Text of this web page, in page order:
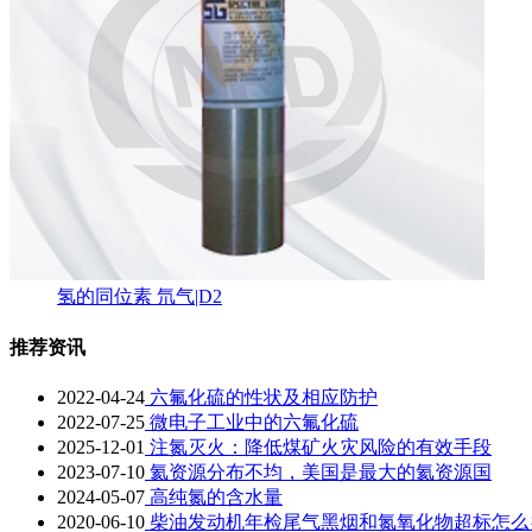
氢的同位素 氘气|D2
推荐资讯
2022-04-24 六氟化硫的性状及相应防护
2022-07-25 微电子工业中的六氟化硫
2025-12-01 注氮灭火：降低煤矿火灾风险的有效手段
2023-07-10 氦资源分布不均，美国是最大的氦资源国
2024-05-07 高纯氮的含水量
2020-06-10 柴油发动机年检尾气黑烟和氮氧化物超标怎